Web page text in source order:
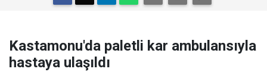
Kastamonu'da paletli kar ambulansıyla
hastaya ulaşıldı